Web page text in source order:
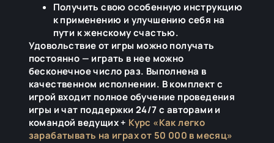
Получить свою особенную инструкцию
к применению и улучшению себя на
пути к женскому счастью.
Удовольствие от игры можно получать
постоянно — играть в нее можно
бесконечное число раз. Выполнена в
качественном исполнении. В комплект с
игрой входит полное обучение проведения
игры и чат поддержки 24/7 с авторами и
командой ведущих + Курс «Как легко
зарабатывать на играх от 50 000 в месяц»